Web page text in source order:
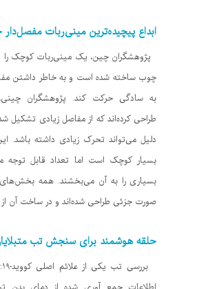
ابداع پیچیده‌ترین مینی‌ربات
پژوهشگران چین، یک مینی‌ربات کوچک را
چوب ساخته شده است و به خاطر داشتن
به سادگی حرکت کند. پژوهشگران
طراحی کرده‌اند که از مفاصل زیادی
دلیل می‌تواند تحرک زیادی داشته باشد.
بسیار کوچک است اما تعداد قابل‌ توجه
بسیاری را به آن می‌بخشند. همه
صورت جزئی طراحی شده‌اند و در ساخت آن از
حلقه هوشمند برای سنجش تب متبلایان